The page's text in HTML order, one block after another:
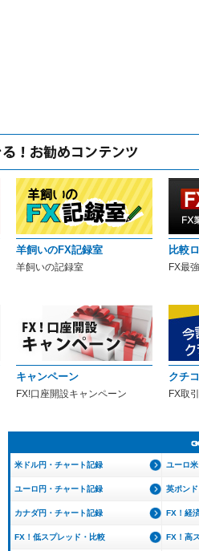
羊飼いのFX記録室
羊飼いの記録室
比較
FX最
キャンペーン
FX!口座開設キャンペーン
クチ
FX取
米ドル円・チャート記録 ユーロ
ユーロ円・チャート記録 英ポン
カナダ円・チャート記録 FX！経
FX！低スプレッド・比較 FX！高